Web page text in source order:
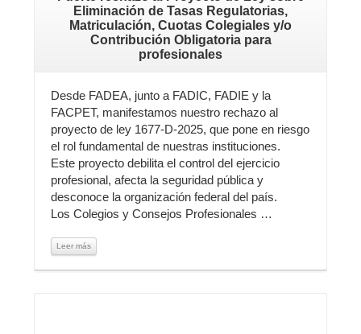
Eliminación de Tasas Regulatorias,
Matriculación, Cuotas Colegiales y/o
Contribución Obligatoria para
profesionales
Desde FADEA, junto a FADIC, FADIE y la
FACPET, manifestamos nuestro rechazo al
proyecto de ley 1677-D-2025, que pone en riesgo
el rol fundamental de nuestras instituciones.
Este proyecto debilita el control del ejercicio
profesional, afecta la seguridad pública y
desconoce la organización federal del país.
Los Colegios y Consejos Profesionales …
Leer más